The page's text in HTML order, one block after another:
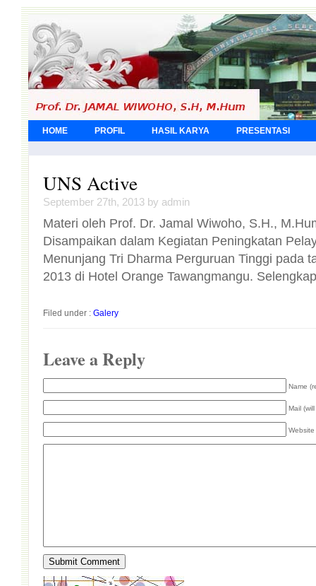
HOME PROFIL HASIL KARYA PRESENTASI
UNS Active
September 27th, 2013 by admin
Materi oleh Prof. Dr. Jamal Wiwoho, S.H.,
Disampaikan dalam Kegiatan Peningkatan
Menunjang Tri Dharma Perguruan Tinggi pada
2013 di Hotel Orange Tawangmangu.
Filed under : Galery
Leave a Reply
Name
Mail
Website